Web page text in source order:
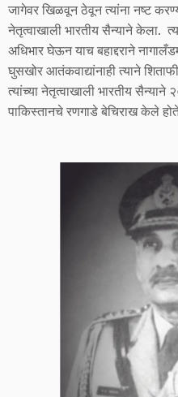
जागेवर खिळवून ठेवून त्यांना नष्ट
नेतृत्वाखाली भारतीय सैन्याने केला.
अधिभार घेऊन याच बहाद्दराने
घुसखोर आतंकवाद्यांनाही त्याने
त्यांच्या नेतृत्वाखाली भारतीय
पाकिस्तानचे रणगाडे बेचिराख केले